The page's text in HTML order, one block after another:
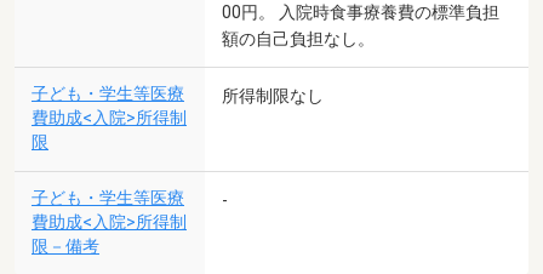
00円。 入院時食事療養費の標準負担
額の自己負担なし。
子ども・学生等医療
費助成<入院>所得制
限
所得制限なし
子ども・学生等医療
費助成<入院>所得制
限－備考
-